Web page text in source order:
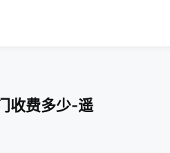
收费多少-遥